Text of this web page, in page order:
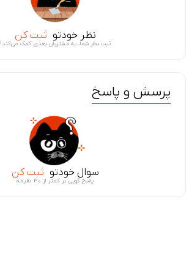
نظر خودتو ثبت کن
ثبت نظر شما، به مشتریان بعدی کمک می‌کند!
پرسش و پاسخ
سوال خودتو ثبت کن
پاسخ گویی در کمتر از ۳۰ دقیقه